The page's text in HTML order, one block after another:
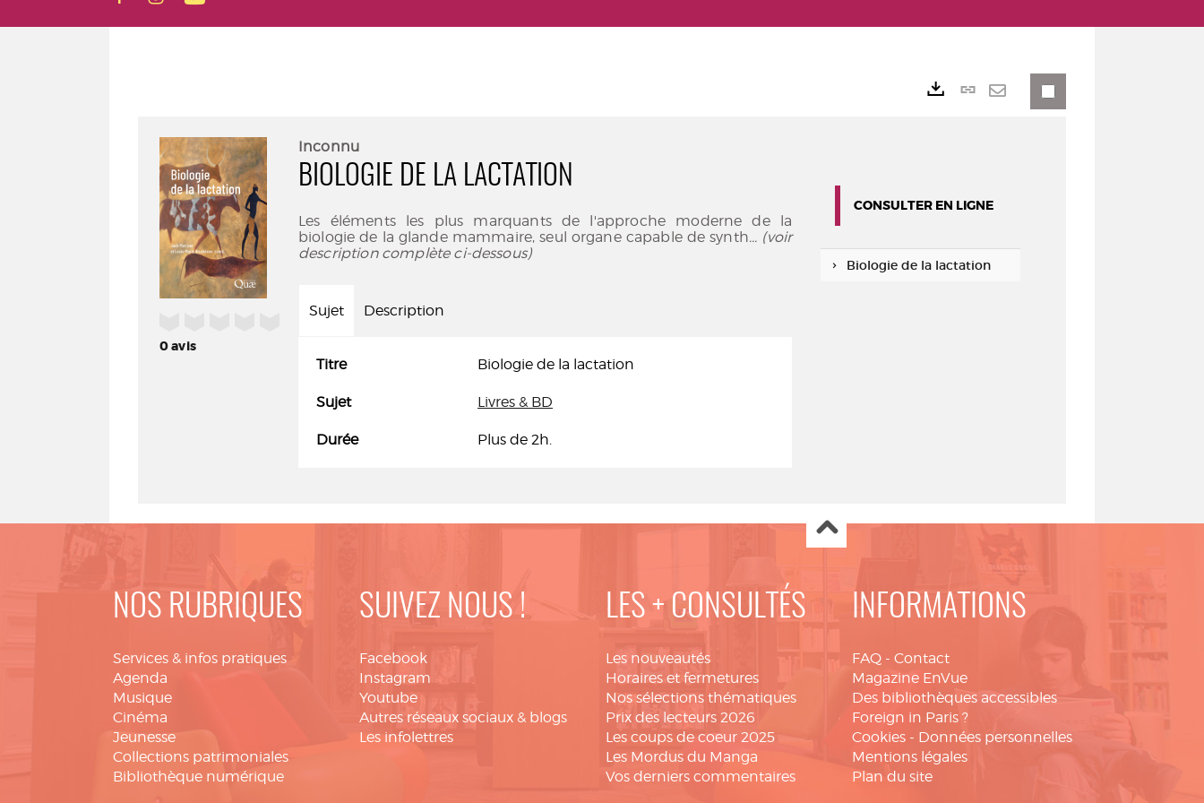
0avis
Inconnu
BIOLOGIE DE LA LACTATION
Les éléments les plus marquants de l'approche moderne de la
biologie de la glande mammaire, seul organe capable de synth... (voir
description complète ci-dessous)
Sujet Description
Titre Biologie de la lactation
Sujet Livres & BD
Durée Plus de 2h.
Lien
CONSULTER EN LIGNE
Biologie de la lactation
NOS RUBRIQUES
Services & infos pratiques
Agenda
Musique
Cinéma
Jeunesse
Collections patrimoniales
Bibliothèque numérique
SUIVEZ NOUS !
Facebook
Instagram
Youtube
Autres réseaux sociaux & blogs
Les infolettres
LES + CONSULTÉS
Les nouveautés
Horaires et fermetures
Nos sélections thématiques
Prix des lecteurs 2026
Les coups de coeur 2025
Les Mordus du Manga
Vos derniers commentaires
INFORMATIONS
FAQ - Contact
Magazine EnVue
Des bibliothèques accessibles
Foreign in Paris ?
Cookies - Données personnelles
Mentions légales
Plan du site